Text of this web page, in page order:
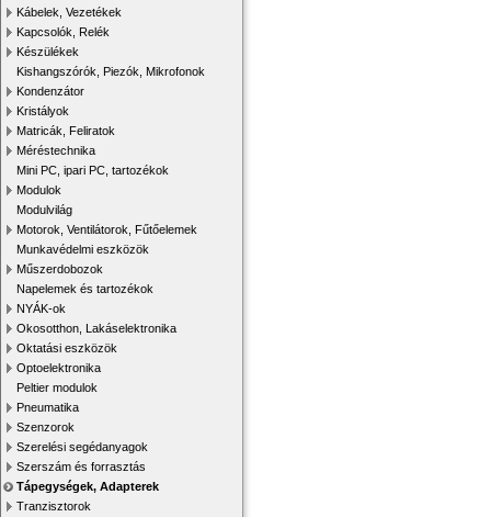
Kábelek, Vezetékek
Kapcsolók, Relék
Készülékek
Kishangszórók, Piezók, Mikrofonok
Kondenzátor
Kristályok
Matricák, Feliratok
Méréstechnika
Mini PC, ipari PC, tartozékok
Modulok
Modulvilág
Motorok, Ventilátorok, Fűtőelemek
Munkavédelmi eszközök
Műszerdobozok
Napelemek és tartozékok
NYÁK-ok
Okosotthon, Lakáselektronika
Oktatási eszközök
Optoelektronika
Peltier modulok
Pneumatika
Szenzorok
Szerelési segédanyagok
Szerszám és forrasztás
Tápegységek, Adapterek
Tranzisztorok